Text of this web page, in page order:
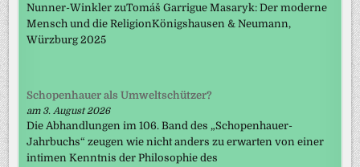
Nunner-Winkler zuTomáš Garrigue Masaryk: Der moderne
Mensch und die ReligionKönigshausen & Neumann,
Würzburg 2025
Schopenhauer als Umweltschützer?
am 3. August 2026
Die Abhandlungen im 106. Band des „Schopenhauer-
Jahrbuchs“ zeugen wie nicht anders zu erwarten von einer
intimen Kenntnis der Philosophie des